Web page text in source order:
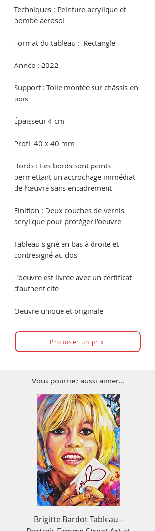
Techniques : Peinture acrylique et
bombe aérosol
Format du tableau : Rectangle
Année : 2022
Support : Toile montée sur châssis en
bois
Épaisseur 4 cm
Profil 40 x 40 mm
Bords : Les bords sont peints
permettant un accrochage immédiat
de l’œuvre sans encadrement
Finition : Deux couches de vernis
acrylique pour protéger l'oeuvre
Tableau signé en bas à droite et
contresigné au dos
L’oeuvre est livrée avec un certificat
d’authenticité
Oeuvre unique et originale
Proposer un prix
Vous pourriez aussi aimer...
Brigitte Bardot Tableau -